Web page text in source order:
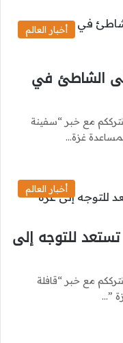
أخبار العالم
الشاطئ في
. نترككم مع خبر “سفينة
غزة…
أخبار العالم
للتوجه إلى
. نترككم مع خبر “قافلة
”…